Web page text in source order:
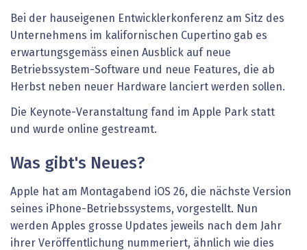
Bei der hauseigenen Entwicklerkonferenz am Sitz des
Unternehmens im kalifornischen Cupertino gab es
erwartungsgemäss einen Ausblick auf neue
Betriebssystem-Software und neue Features, die ab
Herbst neben neuer Hardware lanciert werden sollen.
Die Keynote-Veranstaltung fand im Apple Park statt
und wurde online gestreamt.
Was gibt's Neues?
Apple hat am Montagabend iOS 26, die nächste Version
seines iPhone-Betriebssystems, vorgestellt. Nun
werden Apples grosse Updates jeweils nach dem Jahr
ihrer Veröffentlichung nummeriert, ähnlich wie dies